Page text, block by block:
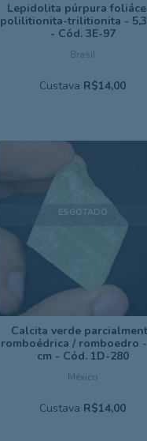
Brasil
Lepidolita púrpura
polilitionita-trilitionita - 5,3
- Cód. 3E-97
Custava R$14,00
ESGOTADO
México
Calcita verde
romboédrica / romboedro
cm - Cód. 1D-280
Custava R$14,00